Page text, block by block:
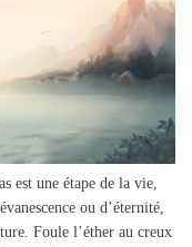
est une étape de la vie,
ou d’éternité,
Foule l’éther au creux